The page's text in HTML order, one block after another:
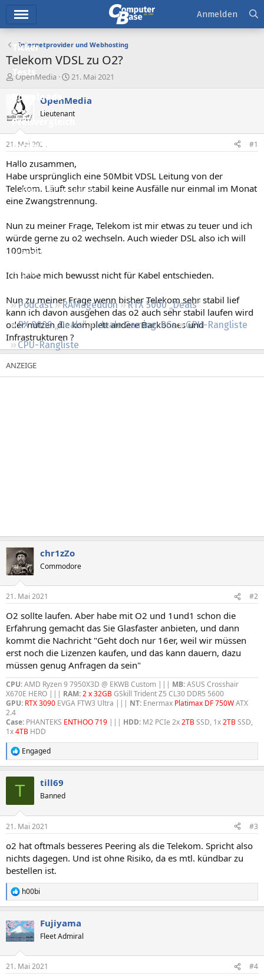
Ticker
Tests
Downloads
Preisvergleich
Forum
Aktuelles
Empfohlene Inhalte
Neueste Aktivitäten
Leserartikel
Regeln
Podcast RAMageddon
RTX 5000 „Deals“
RX 9000 „Deals“
Ideale Gaming-PCs
GPU-Rangliste
CPU-Rangliste
Anmelden
Internetprovider und Webhosting
Telekom VDSL zu O2?
E
s
t
e
e
r
OpenMedia
E
s
e
t
a
m
21. Mai 2021
OpenMedia
Lieutenant
21. Mai 2021 #1
Hallo zusammen,
Habe ursprünglich eine 50Mbit VDSL Leitung von der
Telekom. Läuft sehr stabil keine Ausfälle nur einmal im Monat
eine Zwangstrennung.
Nun zu meiner Frage, Telekom ist mir etwas zu teuer und ich
würde gerne zu o2 wechseln. Auch wieder DSL also ich will
100mbit.
Ich habe mich bewusst nicht für Kabel entschieden.
Nun zu meiner Frage wenn bisher Telekom sehr stabil lief
kann ich davon ausgehen das o2 auch sehr stabil laufen wird
oder nutzen die komplett andere Backbones und
Infrastrukturen ?
chr1zZo
Commodore
21. Mai 2021 #2
O2 sollte laufen. Aber habe mit O2 und 1und1 schon die
Erfahrung gemacht das Sie Glasfaster anbieten, und dann
kommt die Nachricht "Geht doch nur 16er, weil wir müssen
erst noch die Lizenzen kaufen, und das kann dauern, dazu
müssen genug Anfragen da sein"
CPU:AMD Ryzen 9 7950X3D @ EKWB Custom ||| MB:ASUS Crosshair
X670E HERO ||| RAM:2 x 32GBGSkill Trident Z5 CL30 DDR5 5600
GPU: RTX 3090 EVGA FTW3 Ultra ||| NT: Enermax Platimax DF 750WATX
2.4
Case: PHANTEKS ENTHOO 719 ||| HDD: M2 PCIe 2x2TBSSD, 1x2TBSSD,
1x4TB HDD
R
e
e
:
Engaged
T till69
Banned
21. Mai 2021 #3
o2 hat oftmals besseres Peering als die Telekom. Spricht also
nichts dagegen. Und ist ohne Risiko, da es mtl. kündbar zu
bestellen ist.
R
e
k
t
i
e
h00bi
Fujiyama
Fleet Admiral
21. Mai 2021 #4